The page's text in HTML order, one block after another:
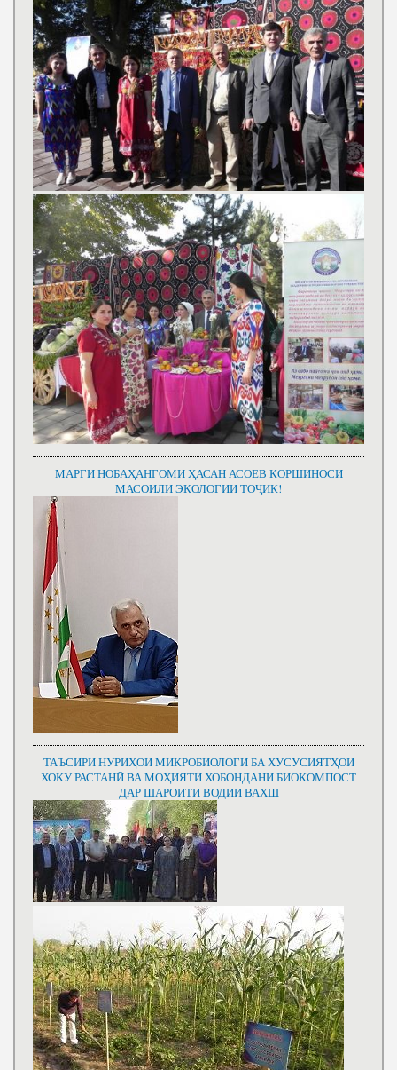
МАРГИ НОБАҲАНГОМИ ҲАСАН АСОЕВ КОРШИНОСИ
МАСОИЛИ ЭКОЛОГИИ ТОҶИК!
ТАЪСИРИ НУРИҲОИ МИКРОБИОЛОГӢ БА ХУСУСИЯТҲОИ
ХОКУ РАСТАНӢ ВА МОҲИЯТИ ХОБОНДАНИ БИОКОМПОСТ
ДАР ШАРОИТИ ВОДИИ ВАХШ